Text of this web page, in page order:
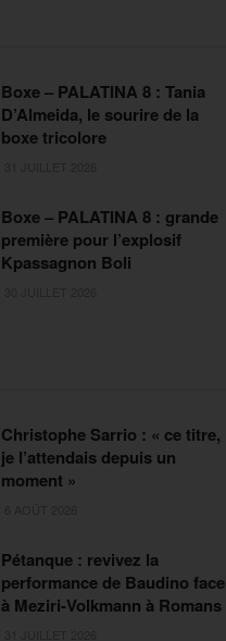
Boxe – PALATINA 8 : Tania
D’Almeida, le sourire de la
boxe tricolore
Boxe – PALATINA 8 : grande
première pour l’explosif
Kpassagnon Boli
Christophe Sarrio : « ce titre,
je l’attendais depuis un
moment »
Pétanque : revivez la
performance de Baudino face
à Meziri-Volkmann à Romans